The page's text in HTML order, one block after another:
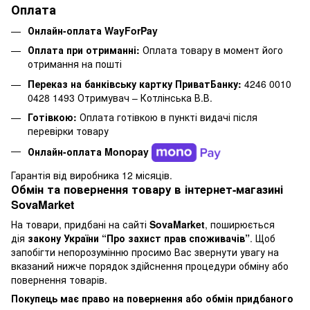
Оплата
Онлайн-оплата WayForPay
Оплата при отриманні: Оплата товару в момент його
отримання на пошті
Переказ на банківську картку ПриватБанку: 4246 0010
0428 1493 Отримувач – Котлінська В.В.
Готівкою: Оплата готівкою в пункті видачі після
перевірки товару
Онлайн-оплата Monopay
Гарантія від виробника 12 місяців.
Обмін та повернення товару в інтернет-магазині
SovaMarket
На товари, придбані на сайті SovaMarket, поширюється
дія закону України “Про захист прав споживачів”. Щоб
запобігти непорозумінню просимо Вас звернути увагу на
вказаний нижче порядок здійснення процедури обміну або
повернення товарів.
Покупець має право на повернення або обмін придбаного